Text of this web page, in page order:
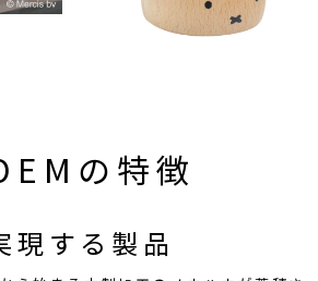
の特徴
現する製品